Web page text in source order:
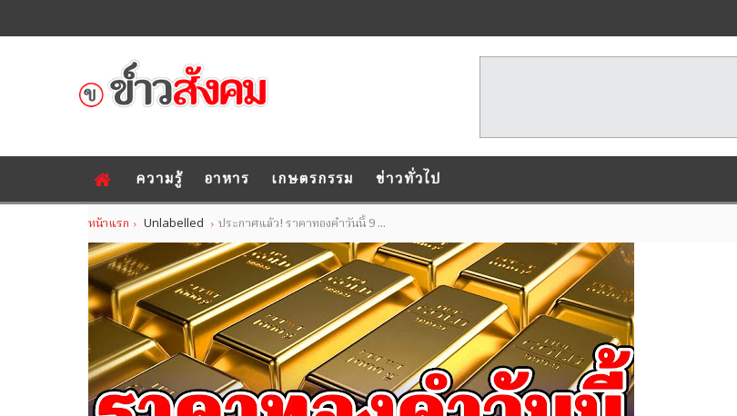
ความรู้ อาหาร เกษตรกรรม ข่าวทั่วไป
หน้าแรก Unlabelled ประกาศแล้ว! ราคาทองคำวันนี้ 9 ...